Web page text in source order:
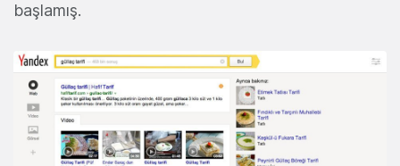
başlamış.